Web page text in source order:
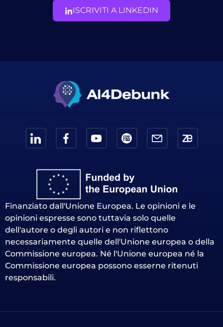
ISCRIVITI A LINKEDIN
Finanziato dall'Unione Europea. Le opinioni e le
opinioni espresse sono tuttavia solo quelle
dell'autore o degli autori e non riflettono
necessariamente quelle dell'Unione europea o della
Commissione europea. Né l'Unione europea né la
Commissione europea possono esserne ritenuti
responsabili.